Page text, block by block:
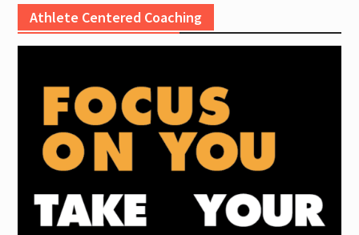
Athlete Centered Coaching